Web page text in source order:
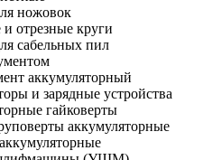
ножовок
и отрезные круги
сабельных пил
аккумуляторный
и зарядные устройства
гайковерты
аккумуляторные